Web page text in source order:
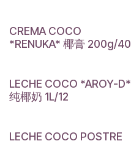
CREMA COCO
*RENUKA* 椰膏 200g/40
LECHE COCO *AROY-D*
纯椰奶 1L/12
LECHE COCO POSTRE